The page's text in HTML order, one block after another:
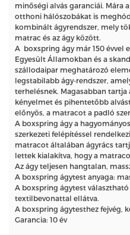
minőségi alvás garanciái. Mára
otthoni hálószobákat is
kombinált ágyrendszer, mely
matrac és az ágy között.
A boxspring ágy már 150 évvel
Egyesült Államokban és a
szállodaipar meghatározó
legstabilabb ágy-rendszer,
terhelésnek. Magasabban
kényelmet és pihentetőbb
előnyös, a matracot a padló
A boxspring ágy a
szerkezeti felépítéssel
matracot általában ágyrács
lettek kialakítva, hogy a
Az ágy teljesen hangtalan,
A boxspring ágytest anyaga:
A boxspring ágytest
textilbevonattal ellátva.
A boxspring ágytesthez fejvég,
Garancia: 10 év